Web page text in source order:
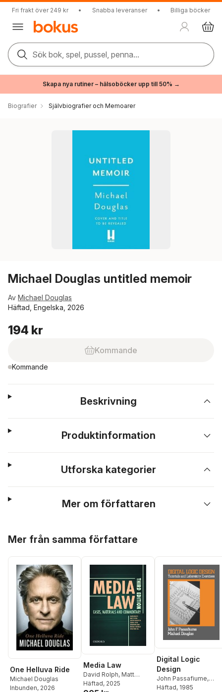
Fri frakt över 249 kr • Snabba leveranser • Billiga böcker
Sök bok, spel, pussel, penna...
Skapa nya rutiner – hälsoböcker upp till 50% →
Biografier Självbiografier och Memoarer
Michael Douglas untitled memoir
Av Michael Douglas
Häftad, Engelska, 2026
194 kr
Kommande
Kommande
Beskrivning
Produktinformation
Utforska kategorier
Mer om författaren
Mer från samma författare
One Helluva Ride
Michael Douglas
Inbunden, 2026
Media Law
David Rolph, Matt
Vitins,Judith Bannister
Häftad, 2025
Digital Logic
Design
John Passafiume,
Michael Douglas
Häftad, 1985